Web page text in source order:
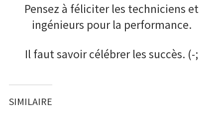
Pensez à féliciter les techniciens et
ingénieurs pour la performance.
Il faut savoir célébrer les succès. (-;
SIMILAIRE